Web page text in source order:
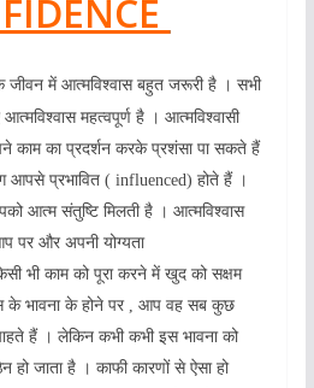
जीवन में आत्मविश्वास बहुत जरूरी है । सभी
महत्वपूर्ण है । आत्मविश्वासी
काम का प्रदर्शन करके प्रशंसा पा सकते हैं
प्रभावित ( influenced) होते हैं ।
आत्म संतुष्टि मिलती है । आत्मविश्वास
पर और अपनी योग्यता
भी काम को पूरा करने में खुद को सक्षम
के भावना के होने पर , आप वह सब कुछ
हैं । लेकिन कभी कभी इस भावना को
हो जाता है । काफी कारणों से ऐसा हो